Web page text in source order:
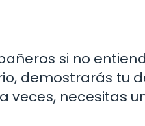
si no
demostrarás tu
veces, necesitas